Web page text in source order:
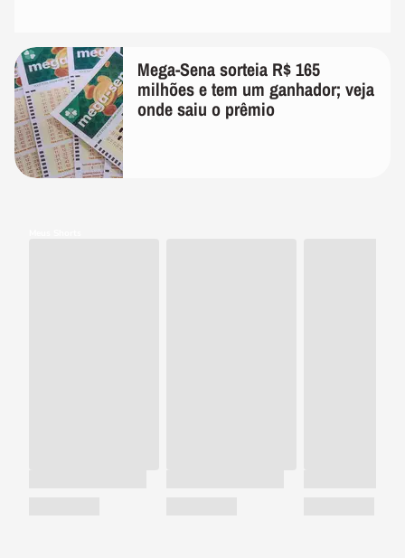
Mega-Sena sorteia R$ 165
milhões e tem um ganhador; veja
onde saiu o prêmio